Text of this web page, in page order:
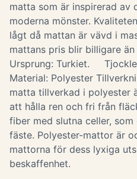
matta som är inspirerad av
moderna mönster.
lågt då mattan är vävd i
mattans pris blir billigare
Ursprung: Turkiet.
Material: Polyester
matta tillverkad i polyester
att hålla ren och fri från
fiber med slutna celler,
fäste. Polyester-mattor är
mattorna för dess lyxiga
beskaffenhet.